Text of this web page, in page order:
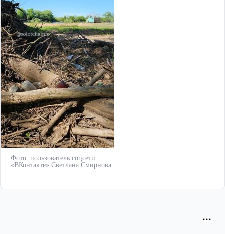
Фото: пользователь соцсети
«ВКонтакте» Светлана Смирнова